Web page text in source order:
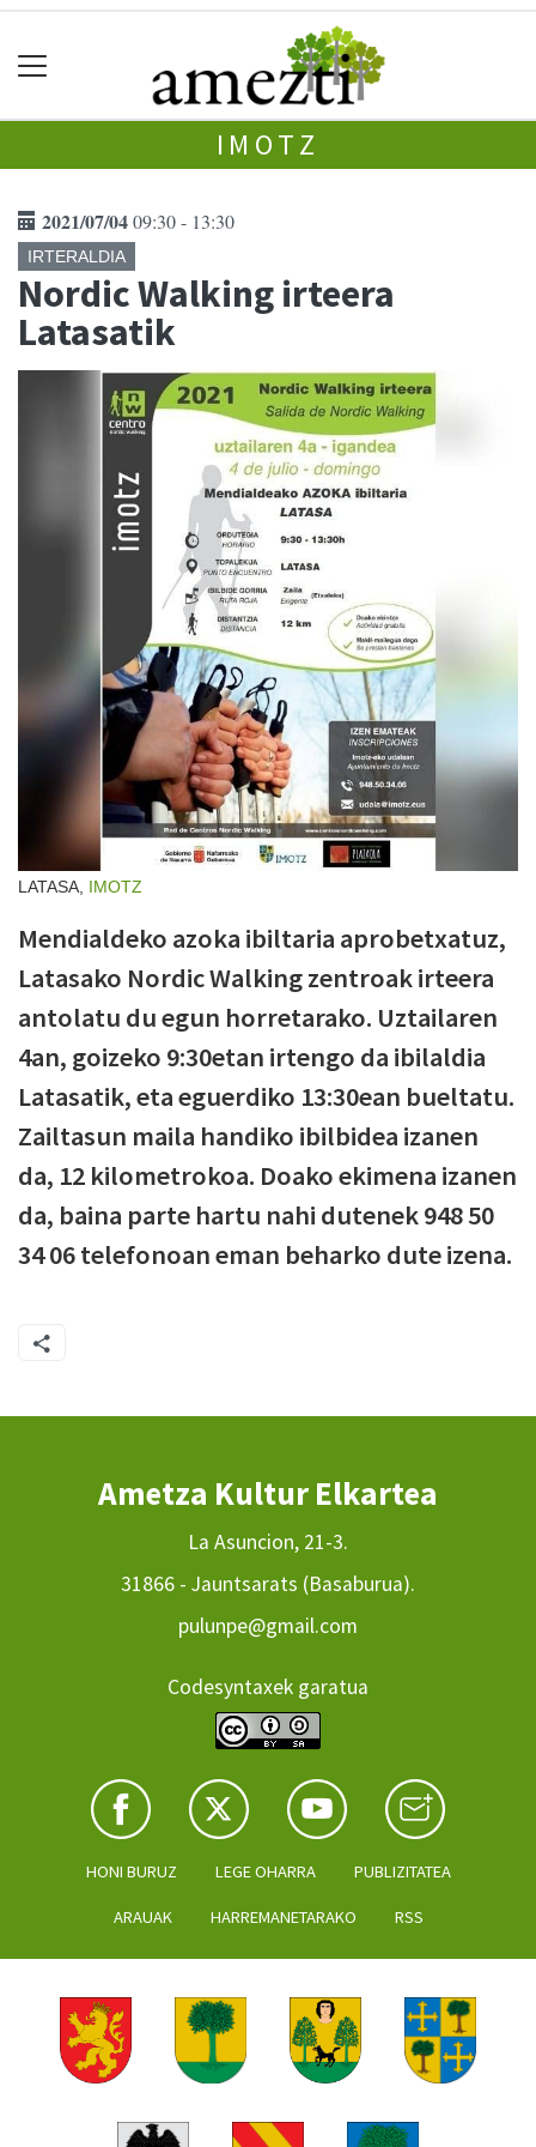
IMOTZ
2021/07/0409:30 - 13:30
IRTERALDIA
Nordic Walking irteera
Latasatik
LATASA, IMOTZ
Mendialdeko azoka ibiltaria aprobetxatuz,
Latasako Nordic Walking zentroak irteera
antolatu du egun horretarako. Uztailaren
4an, goizeko 9:30etan irtengo da ibilaldia
Latasatik, eta eguerdiko 13:30ean bueltatu.
Zailtasun maila handiko ibilbidea izanen
da, 12 kilometrokoa. Doako ekimena izanen
da, baina parte hartu nahi dutenek 948 50
34 06 telefonoan eman beharko dute izena.
Ametza Kultur Elkartea
La Asuncion, 21-3.
31866 - Jauntsarats (Basaburua).
pulunpe@gmail.com
Codesyntaxek garatua
HONI BURUZ LEGE OHARRA PUBLIZITATEA
ARAUAK HARREMANETARAKO RSS